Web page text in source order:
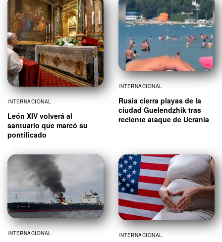
INTERNACIONAL
León XIV volverá al
santuario que marcó su
pontificado
INTERNACIONAL
Rusia cierra playas de la
ciudad Guelendzhik tras
reciente ataque de Ucrania
INTERNACIONAL INTERNACIONAL